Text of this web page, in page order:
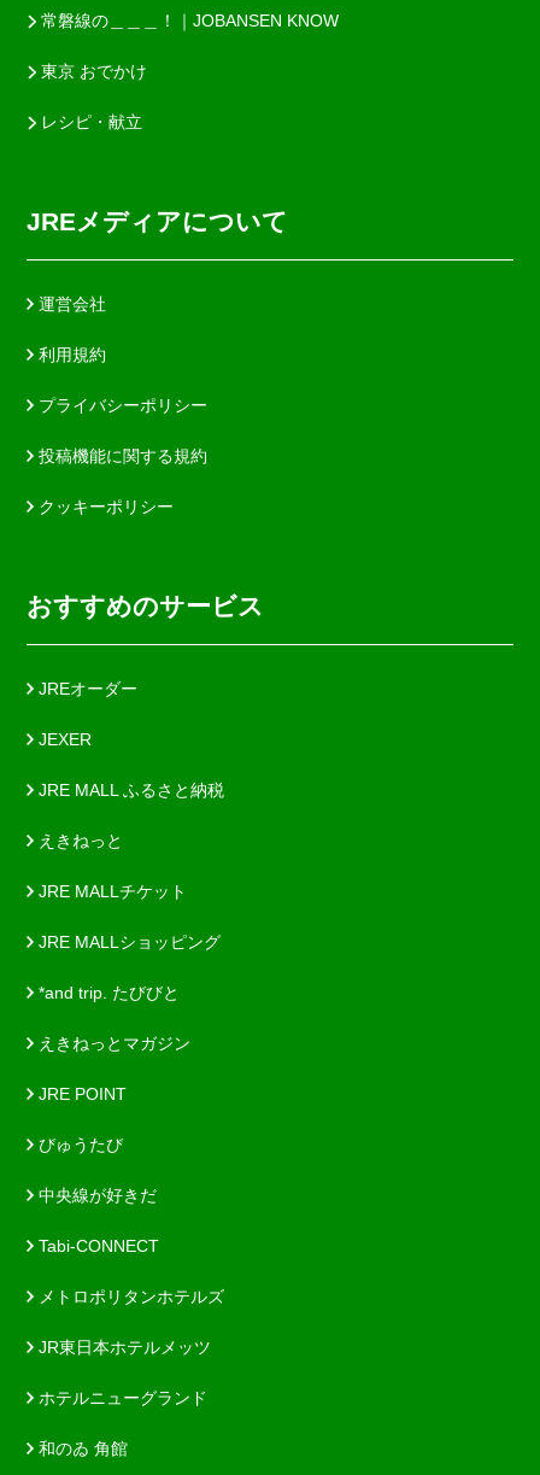
常磐線の＿＿＿！｜JOBANSEN KNOW
東京 おでかけ
レシピ・献立
JREメディアについて
運営会社
利用規約
プライバシーポリシー
投稿機能に関する規約
クッキーポリシー
おすすめのサービス
JREオーダー
JEXER
JRE MALL ふるさと納税
えきねっと
JRE MALLチケット
JRE MALLショッピング
*and trip. たびびと
えきねっとマガジン
JRE POINT
びゅうたび
中央線が好きだ
Tabi-CONNECT
メトロポリタンホテルズ
JR東日本ホテルメッツ
ホテルニューグランド
和のゐ 角館